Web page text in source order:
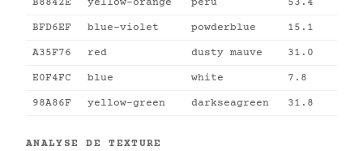
B8842E yellow-orange peru 53.4
BFD6EF blue-violet powderblue 15.1
A35F76 red dusty mauve 31.0
E0F4FC blue white 7.8
98A86F yellow-green darkseagreen 31.8
ANALYSE DE TEXTURE